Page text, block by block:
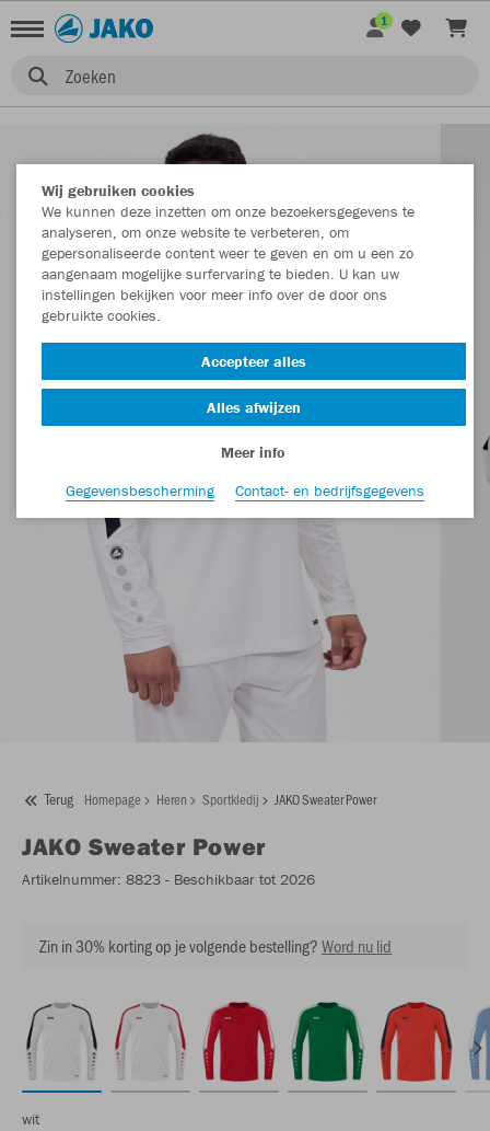
Zoeken
1
Terug Homepage Heren Sportkledij JAKO Sweater Power
JAKO Sweater Power
Artikelnummer: 8823 - Beschikbaar tot 2026
Zin in 30% korting op je volgende bestelling?Word nu lid
wit
Wij gebruiken cookies
We kunnen deze inzetten om onze bezoekersgegevens te
analyseren, om onze website te verbeteren, om
gepersonaliseerde content weer te geven en om u een zo
aangenaam mogelijke surfervaring te bieden. U kan uw
instellingen bekijken voor meer info over de door ons
gebruikte cookies.
Accepteer alles
Alles afwijzen
Meer info
Gegevensbescherming
Contact- en bedrijfsgegevens